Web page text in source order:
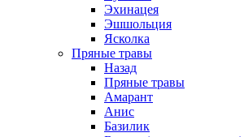
Эхинацея
Эшшольция
Ясколка
Пряные травы
Назад
Пряные травы
Амарант
Анис
Базилик